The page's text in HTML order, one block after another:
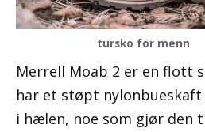
tursko for menn
Merrell Moab 2 er en flott
har et støpt
i hælen, noe som gjør den